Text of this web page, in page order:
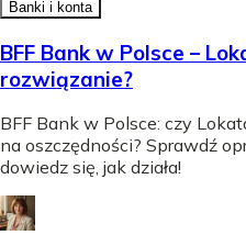
Banki i konta
BFF Bank w Polsce –
rozwiązanie?
BFF Bank w Polsce: czy
na oszczędności? Sprawdź
dowiedz się, jak działa!